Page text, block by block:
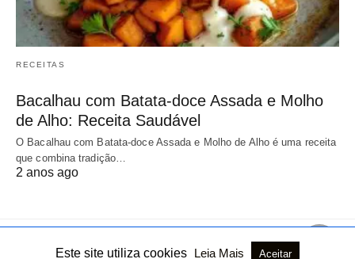
RECEITAS
Bacalhau com Batata-doce Assada e Molho
de Alho: Receita Saudável
O Bacalhau com Batata-doce Assada e Molho de Alho é uma receita
que combina tradição…
2 anos ago
Todos os direitos reservados Ver versão não AMP
Este site utiliza cookies Leia Mais Aceitar